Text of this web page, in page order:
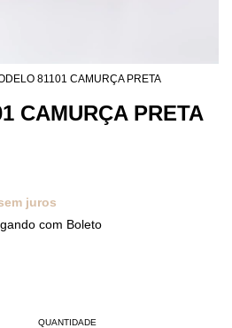
81101 CAMURÇA PRETA
CAMURÇA PRETA
juros
com Boleto
QUANTIDADE